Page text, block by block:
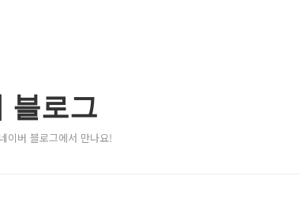
블로그
이버 블로그에서 만나요!